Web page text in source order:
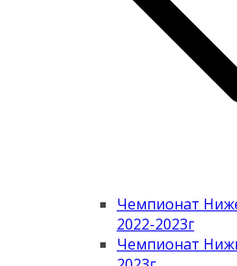
Чемпионат
2022-2023г
Чемпионат